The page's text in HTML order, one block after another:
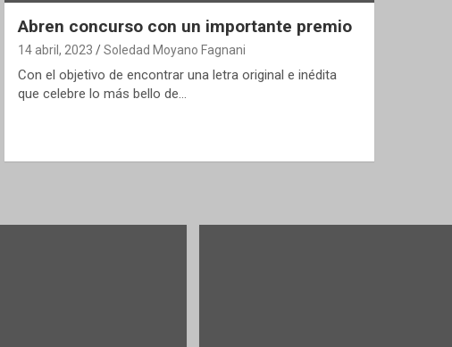
Abren concurso con un importante premio
14 abril, 2023 Soledad Moyano Fagnani
Con el objetivo de encontrar una letra original e inédita
que celebre lo más bello de…